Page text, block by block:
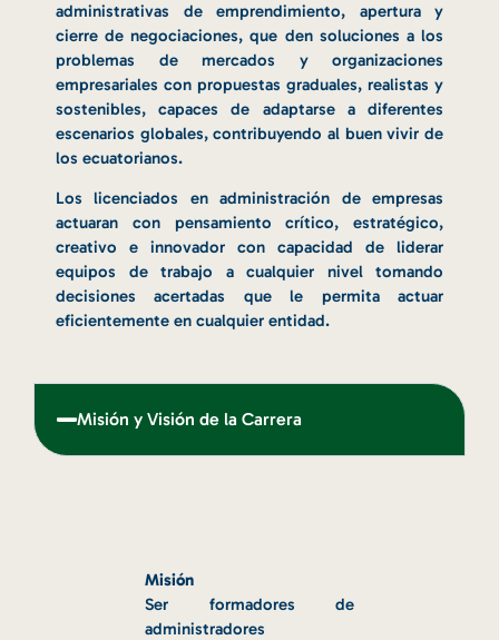
administrativas de emprendimiento, apertura y
cierre de negociaciones, que den soluciones a los
problemas de mercados y organizaciones
empresariales con propuestas graduales, realistas y
sostenibles, capaces de adaptarse a diferentes
escenarios globales, contribuyendo al buen vivir de
los ecuatorianos.
Los licenciados en administración de empresas
actuaran con pensamiento crítico, estratégico,
creativo e innovador con capacidad de liderar
equipos de trabajo a cualquier nivel tomando
decisiones acertadas que le permita actuar
eficientemente en cualquier entidad.
Misión y Visión de la Carrera
Misión
Ser formadores de
administradores